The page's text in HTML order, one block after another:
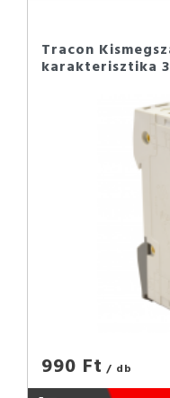
Tracon
karakterisztika
990 Ft / db